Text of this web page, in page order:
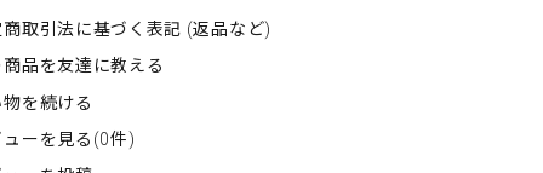
商取引法に基づく表記 (返品など)
商品を友達に教える
物を続ける
ューを見る(0件)